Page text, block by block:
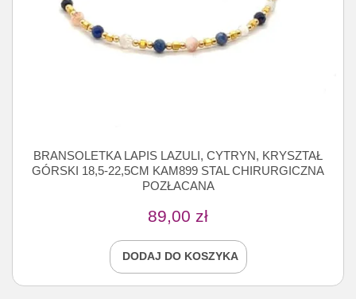
BRANSOLETKA LAPIS LAZULI, CYTRYN, KRYSZTAŁ
GÓRSKI 18,5-22,5CM KAM899 STAL CHIRURGICZNA
POZŁACANA
89,00 zł
DODAJ DO KOSZYKA